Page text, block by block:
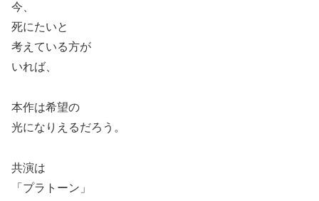
今、
死にたいと
考えている方が
いれば、
本作は希望の
光になりえるだろう。
共演は
「プラトーン」